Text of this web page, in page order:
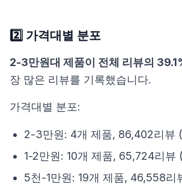
2️⃣ 가격대별 분포
2-3만원대 제품이 전체 리뷰의
장 많은 리뷰를 기록했습니다.
가격대별 분포:
2-3만원: 4개 제품, 86,402리뷰
1-2만원: 10개 제품, 65,724리뷰
5천-1만원: 19개 제품, 46,558리